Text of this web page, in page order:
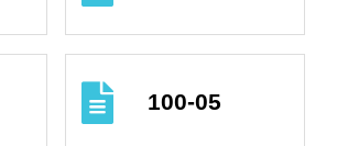
100-05